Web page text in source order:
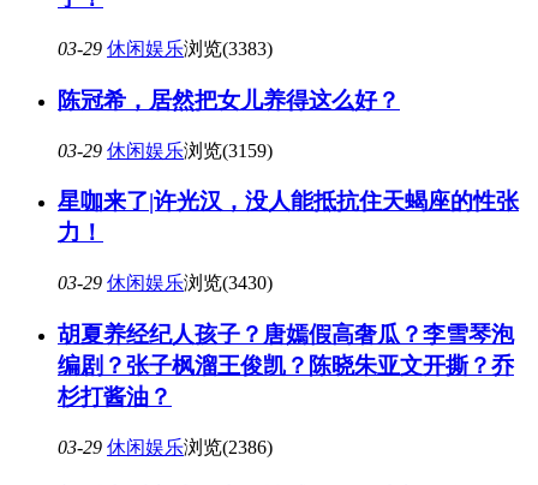
03-29 休闲娱乐浏览(3383)
陈冠希，居然把女儿养得这么好？
03-29 休闲娱乐浏览(3159)
星咖来了|许光汉，没人能抵抗住天蝎座的性张
力！
03-29 休闲娱乐浏览(3430)
胡夏养经纪人孩子？唐嫣假高奢瓜？李雪琴泡
编剧？张子枫溜王俊凯？陈晓朱亚文开撕？乔
杉打酱油？
03-29 休闲娱乐浏览(2386)